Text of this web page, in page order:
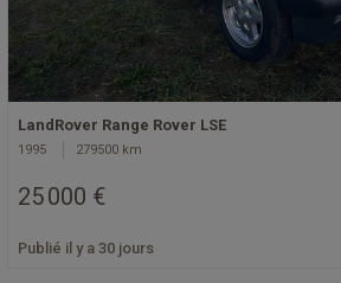
LandRover Range Rover LSE
1995 279500 km
25 000 €
Publié il y a 30 jours